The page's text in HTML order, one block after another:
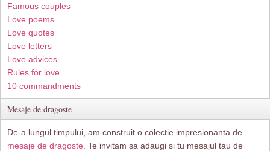
Famous couples
Love poems
Love quotes
Love letters
Love advices
Rules for love
10 commandments
Mesaje de dragoste
De-a lungul timpului, am construit o colectie impresionanta de
mesaje de dragoste . Te invitam sa adaugi si tu mesajul tau de